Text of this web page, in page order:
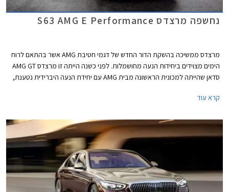
נחשפה מרצדס S63 AMG E Performance
מרצדס ממשיכה בהשקת הדור החדש של דגמי חטיבת AMG אשר בהתאם לרוח
הימים מצוידים ביחידות הנעה מחושמלות. לפני כשנה הייתה זו מרצדס AMG GT
סדאן שהייתה למכונית הראשונה מבית AMG עם יחידת הנעה היברידית נטענת,
של ספינת הדגל מרצדס S63 AMG E Performance.
קרא עוד